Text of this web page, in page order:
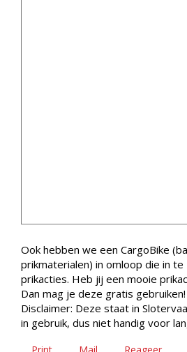
Ook hebben we een CargoBike
prikmaterialen) in omloop die in
prikacties. Heb jij een mooie
Dan mag je deze gratis gebruiken!
Disclaimer: Deze staat in
in gebruik, dus niet handig voor